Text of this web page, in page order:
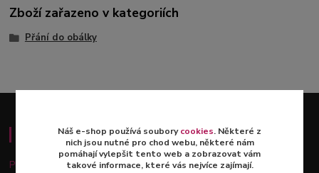
Zboží zařazeno v kategoriích
Přání do obálky
Důležité informace
Platba a doprava
Náš e-shop používá souborycookies. Některé z
nich jsou nutné pro chod webu, některé nám
pomáhají vylepšit tento web a zobrazovat vám
takové informace, které vás nejvíce zajímají.